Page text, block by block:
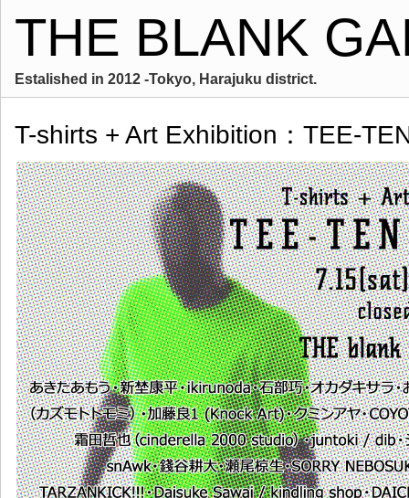
THE BLANK
Estalished in 2012 -Tokyo, Harajuku district.
T-shirts + Art Exhibition：TEE-